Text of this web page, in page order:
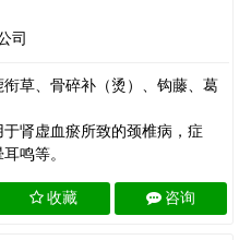
司
衔草、骨碎补（烫）、钩藤、葛
于肾虚血瘀所致的颈椎病，症
鸣等。
收藏 咨询